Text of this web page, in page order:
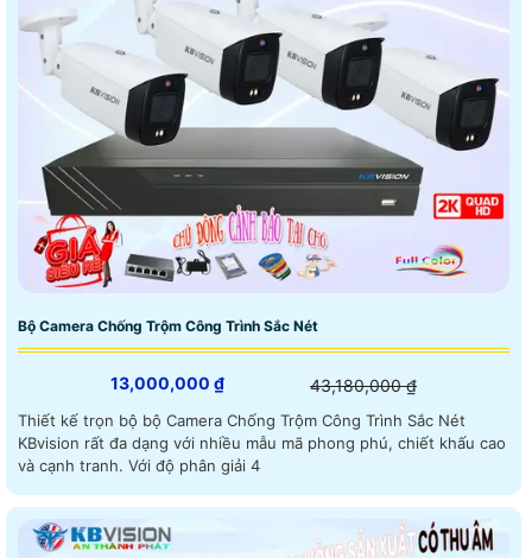
Bộ Camera Chống Trộm Công Trình Sắc Nét
13,000,000 ₫ 43,180,000 ₫
Thiết kế trọn bộ bộ Camera Chống Trộm Công Trình Sắc Nét
KBvision rất đa dạng với nhiều mẫu mã phong phú, chiết khấu cao
và cạnh tranh. Với độ phân giải 4